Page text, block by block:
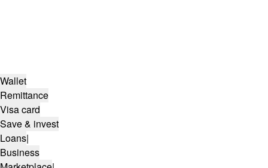
Wallet
Remittance
Visa card
Save & invest
Loans|
Business